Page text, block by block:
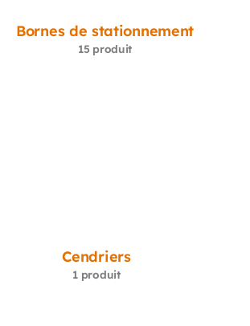
Bornes de stationnement
15 produit
Cendriers
1 produit